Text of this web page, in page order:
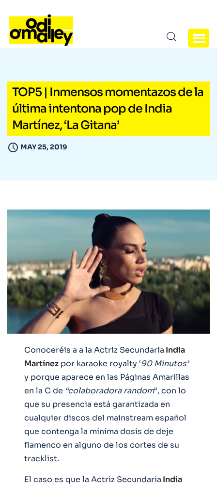
TOP5 | Inmensos momentazos de la
última intentona pop de India
Martínez, ‘La Gitana’
MAY 25, 2019
Conoceréis a a la Actriz Secundaria India
Martínez por karaoke royalty ‘90 Minutos’
y porque aparece en las Páginas Amarillas
en la C de “colaboradora random“, con lo
que su presencia está garantizada en
cualquier discos del mainstream español
que contenga la mínima dosis de deje
flamenco en alguno de los cortes de su
tracklist.
El caso es que la Actriz Secundaria India